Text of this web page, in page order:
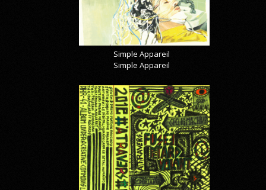
Simple Appareil
Simple Appareil